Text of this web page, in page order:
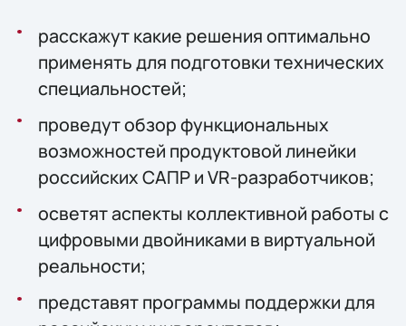
расскажут какие решения оптимально
применять для подготовки технических
специальностей;
проведут обзор функциональных
возможностей продуктовой линейки
российских САПР и VR-разработчиков;
осветят аспекты коллективной работы с
цифровыми двойниками в виртуальной
реальности;
представят программы поддержки для